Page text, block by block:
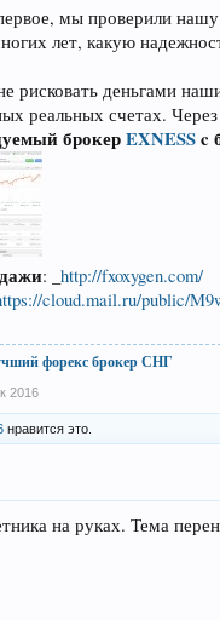
мы проверили нашу
лет, какую
рисковать деньгами
реальных счетах.
брокерEXNESSc
: _http://fxoxygen.com/
cloud.mail.ru/public/
форекс брокер СНГ
2016
нравится это.
на руках. Тема